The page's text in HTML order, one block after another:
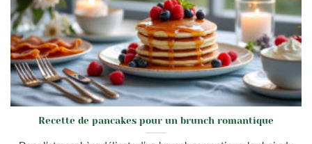
Recette de pancakes pour un brunch romantique